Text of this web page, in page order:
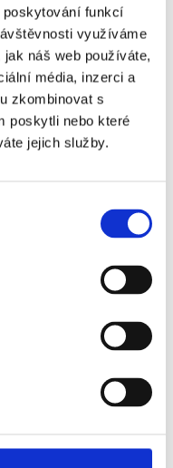
poskytování funkcí
využíváme
náš web používáte,
média, inzerci a
zkombinovat s
poskytli nebo které
jejich služby.
nabídky jednotek, ale
předprodeje.
výstavby.